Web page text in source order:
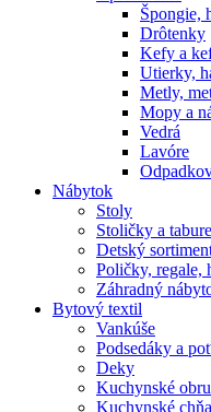
Špongie,
Drôtenky
Kefy a
Utierky,
Metly,
Mopy a
Vedrá
Lavóre
Nábytok
Stoly
Stoličky a
Detský
Poličky, regale,
Záhradný
Bytový textil
Vankúše
Podsedáky a
Deky
Kuchynské
Kuchynské